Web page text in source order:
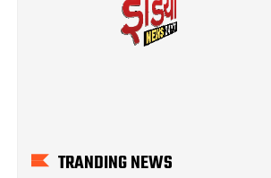
TRANDING NEWS